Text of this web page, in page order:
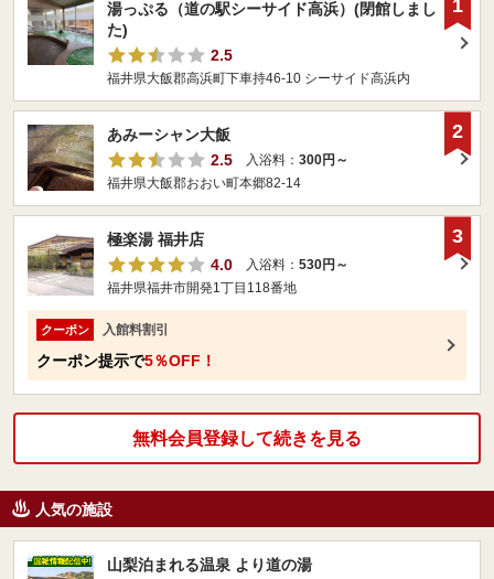
湯っぷる（道の駅シーサイド高浜）(閉館しまし
た)
2.5
福井県大飯郡高浜町下車持46-10 シーサイド高浜内
1
あみーシャン大飯
2.5
入浴料： 300円～
福井県大飯郡おおい町本郷82-14
2
極楽湯 福井店
4.0
入浴料： 530円～
福井県福井市開発1丁目118番地
クーポン 入館料割引
クーポン提示で5％OFF！
3
無料会員登録して続きを見る
人気の施設
山梨泊まれる温泉 より道の湯